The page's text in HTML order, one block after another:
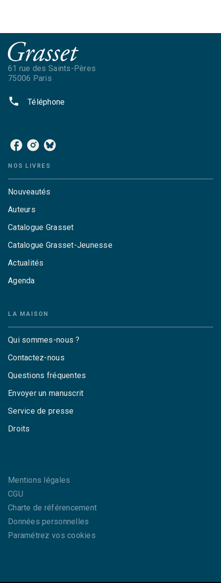
61 rue des Saints-Pères
75006 Paris
phone Téléphone
NOS LIVRES
Nouveautés
Auteurs
Catalogue Grasset
Catalogue Grasset-Jeunesse
Actualités
Agenda
LA MAISON
Qui sommes-nous ?
Contactez-nous
Questions fréquentes
Envoyer un manuscrit
Service de presse
Droits
Mentions légales
CGU
Charte de référencement
Données personnelles
Paramétrez vos cookies